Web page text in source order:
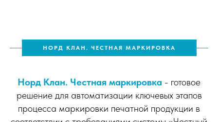
НОРД КЛАН. ЧЕСТНАЯ МАРКИРОВКА
Норд Клан. Честная маркировка - готовое
решение для автоматизации ключевых этапов
процесса маркировки печатной продукции в